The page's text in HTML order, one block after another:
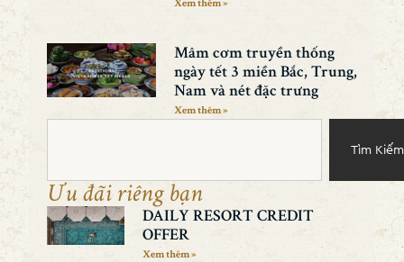
Xem thêm »
Mâm cơm truyền thống
ngày tết 3 miền Bắc, Trung,
Nam và nét đặc trưng
Xem thêm »
Tìm Kiếm
Ưu đãi riêng bạn
DAILY RESORT CREDIT
OFFER
Xem thêm »